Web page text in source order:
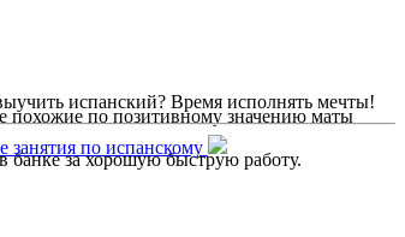
похожие по позитивному значению маты
банке за хорошую быструю работу.
испанский? Время исполнять мечты!
занятия по испанскому